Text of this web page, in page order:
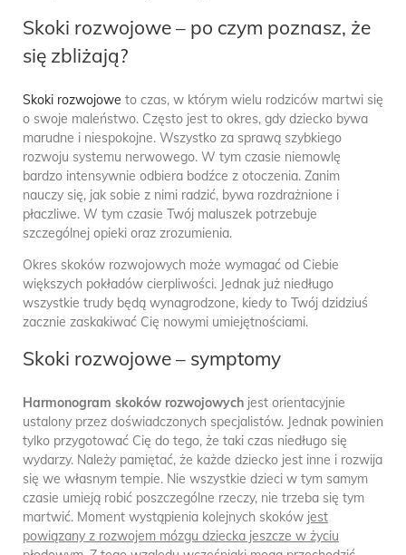
Skoki rozwojowe – po czym poznasz, że
się zbliżają?
Skoki rozwojowe to czas, w którym wielu rodziców martwi się
o swoje maleństwo. Często jest to okres, gdy dziecko bywa
marudne i niespokojne. Wszystko za sprawą szybkiego
rozwoju systemu nerwowego. W tym czasie niemowlę
bardzo intensywnie odbiera bodźce z otoczenia. Zanim
nauczy się, jak sobie z nimi radzić, bywa rozdrażnione i
płaczliwe. W tym czasie Twój maluszek potrzebuje
szczególnej opieki oraz zrozumienia.
Okres skoków rozwojowych może wymagać od Ciebie
większych pokładów cierpliwości. Jednak już niedługo
wszystkie trudy będą wynagrodzone, kiedy to Twój dzidziuś
zacznie zaskakiwać Cię nowymi umiejętnościami.
Skoki rozwojowe – symptomy
Harmonogram skoków rozwojowych jest orientacyjnie
ustalony przez doświadczonych specjalistów. Jednak powinien
tylko przygotować Cię do tego, że taki czas niedługo się
wydarzy. Należy pamiętać, że każde dziecko jest inne i rozwija
się we własnym tempie. Nie wszystkie dzieci w tym samym
czasie umieją robić poszczególne rzeczy, nie trzeba się tym
martwić. Moment wystąpienia kolejnych skoków jest
powiązany z rozwojem mózgu dziecka jeszcze w życiu